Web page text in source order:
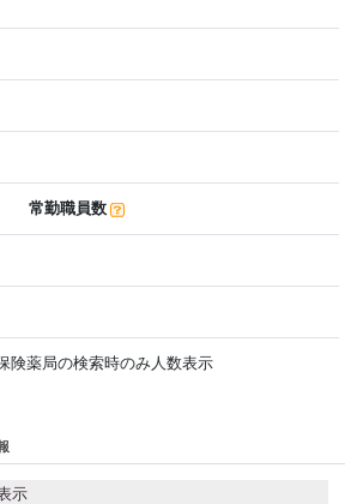
常勤職員数
険薬局の検索時のみ人数表示
示